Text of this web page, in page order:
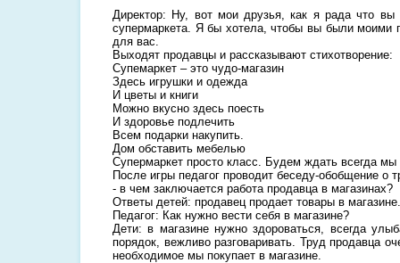
Директор: Ну, вот мои друзья, как я рада что
супермаркета. Я бы хотела, чтобы вы были моими
для вас.
Выходят продавцы и рассказывают стихотворение:
Супемаркет – это чудо-магазин
Здесь игрушки и одежда
И цветы и книги
Можно вкусно здесь поесть
И здоровье подлечить
Всем подарки накупить.
Дом обставить мебелью
Супермаркет просто класс. Будем ждать всегда мы
После игры педагог проводит беседу-обобщение о
- в чем заключается работа продавца в магазинах?
Ответы детей: продавец продает товары в магазине.
Педагог: Как нужно вести себя в магазине?
Дети: в магазине нужно здороваться, всегда
порядок, вежливо разговаривать. Труд продавца
необходимое мы покупает в магазине.